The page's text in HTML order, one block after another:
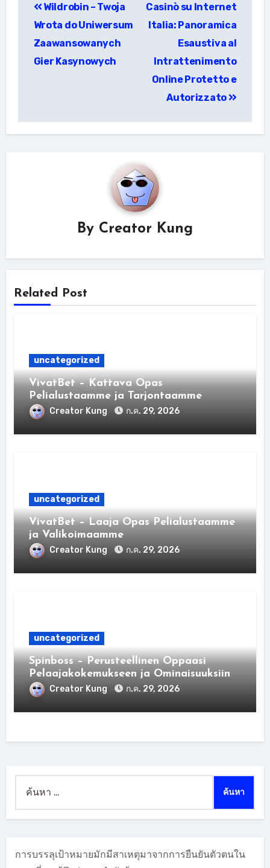
เรื่อง
Wildrobin – Twoja
Wrota do Uniwersum
Zaawansowanych
Gier Kasynowych
Casinò su Internet
Italia: Panoramica
Esaustiva al
Intrattenimento
Online Protetto e
Autorizzato
By Creator Kung
Related Post
uncategorized
VivatBet – Kattava Opas
Pelialustaamme ja Tarjontaamme
Creator Kung ก.ค. 29, 2026
uncategorized
VivatBet – Laaja Opas Pelialustaamme
ja Valikoimaamme
Creator Kung ก.ค. 29, 2026
uncategorized
Spinboss – Perusteellinen Oppaasi
Pelaajakokemukseen ja Ominaisuuksiin
Creator Kung ก.ค. 29, 2026
สำหรับ:
การบรรลุเป้าหมายมักมีสาเหตุมาจากการยืนยันตัวตนใน